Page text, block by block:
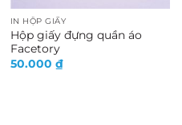
IN HỘP GIẤY
Hộp giấy đựng quần áo
Facetory
50.000 ₫